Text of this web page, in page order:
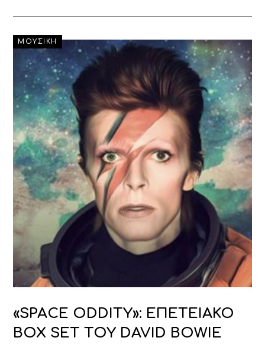
ΜΟΥΣΙΚΗ
«SPACE ODDITY»: EΠΕΤΕΙΑΚΟ
BOX SET ΤΟΥ DAVID BOWIE